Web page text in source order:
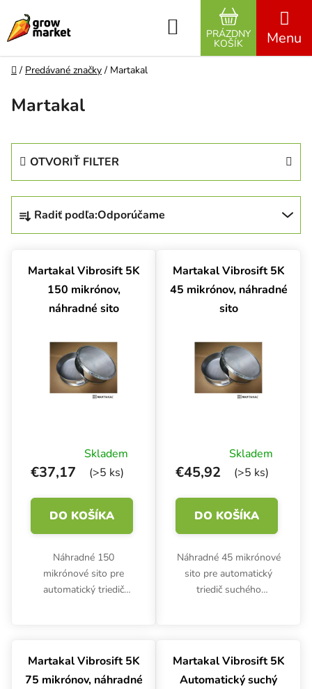
Hľadať
NÁKUPNÝ
PRÁZDNY
KOŠÍK
Domov
/ Predávané značky / Martakal
Martakal
OTVORIŤ FILTER
Radenie produktov
Radiť podľa:Odporúčame
Martakal Vibrosift 5K
150 mikrónov,
náhradné sito
Skladem
(>5 ks)
€37,17
DO KOŠÍKA
Náhradné 150
mikrónové sito pre
automatický triedič
Martakal Vibrosift 5K
45 mikrónov, náhradné
sito
Skladem
(>5 ks)
€45,92
DO KOŠÍKA
Náhradné 45 mikrónové
sito pre automatický
triedič suchého
Martakal Vibrosift 5K
75 mikrónov, náhradné
Martakal Vibrosift 5K
Automatický suchý